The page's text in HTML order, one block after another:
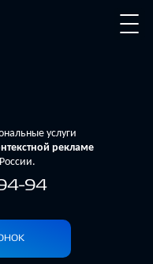
услуги
рекламе
94